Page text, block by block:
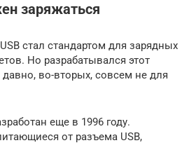
заряжаться
стал стандартом для зарядных
Но разрабатывался этот
давно, во-вторых, совсем не для
еще в 1996 году.
от разъема USB,